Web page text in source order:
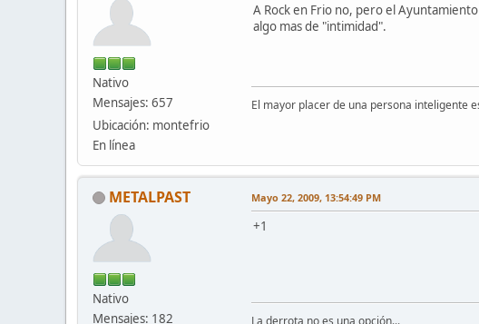
Nativo
Mensajes: 657
Ubicación: montefrio
En línea
A Rock en Frio no, pero el
algo mas de "intimidad".
El mayor placer de una persona inteligente
METALPAST
Nativo
Mensajes: 182
Mayo 22, 2009, 13:54:49 PM
+1
La derrota no es una opción...